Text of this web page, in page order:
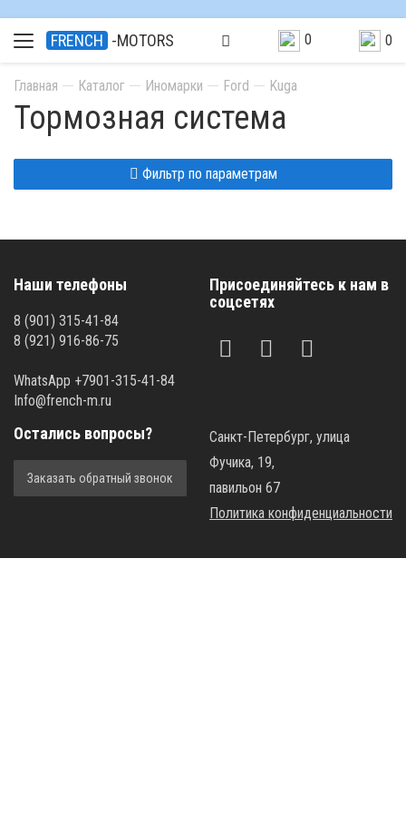
FRENCH -MOTORS 0 0
Главная Каталог Иномарки Ford Kuga
Тормозная система
Фильтр по параметрам
Наши телефоны
8 (901) 315-41-84
8 (921) 916-86-75
WhatsApp +7901-315-41-84
Info@french-m.ru
Присоединяйтесь к нам в
соцсетях
Остались вопросы?
Заказать обратный звонок
Санкт-Петербург, улица
Фучика, 19,
павильон 67
Политика конфиденциальности